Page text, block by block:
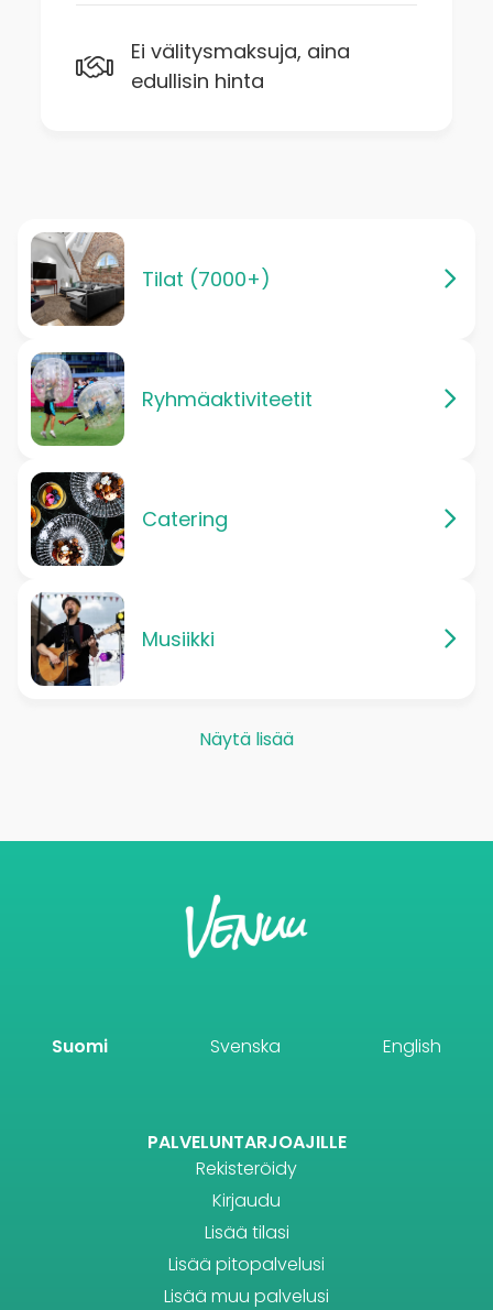
Ei välitysmaksuja, aina
edullisin hinta
Tilat (7000+)
Ryhmäaktiviteetit
Catering
Musiikki
Näytä lisää
Suomi Svenska English
PALVELUNTARJOAJILLE
Rekisteröidy
Kirjaudu
Lisää tilasi
Lisää pitopalvelusi
Lisää muu palvelusi